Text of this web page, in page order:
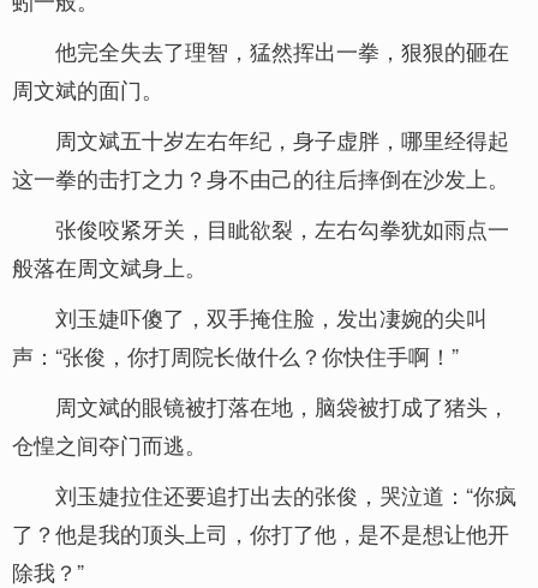
他完全失去了理智，猛然挥出一拳，狠狠的砸在
周文斌的面门。
周文斌五十岁左右年纪，身子虚胖，哪里经得起
这一拳的击打之力？身不由己的往后摔倒在沙发上。
张俊咬紧牙关，目眦欲裂，左右勾拳犹如雨点一
般落在周文斌身上。
刘玉婕吓傻了，双手掩住脸，发出凄婉的尖叫
声：“张俊，你打周院长做什么？你快住手啊！”
周文斌的眼镜被打落在地，脑袋被打成了猪头，
仓惶之间夺门而逃。
刘玉婕拉住还要追打出去的张俊，哭泣道：“你疯
了？他是我的顶头上司，你打了他，是不是想让他开
除我？”